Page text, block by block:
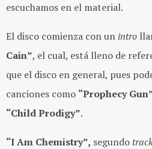
escuchamos en el material.
El disco comienza con un intro
Cain”, el cual, está lleno de
que el disco en general, pues
canciones como “Prophecy
“Child Prodigy”.
“I Am Chemistry”, segundo